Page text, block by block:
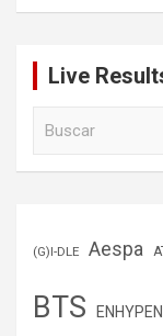
Live
(G)I-DLE Aespa
BTS ENHYPEN